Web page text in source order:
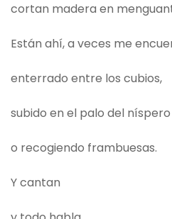
cortan madera en
Están ahí, a veces me
enterrado entre los cubios,
subido en el palo del níspero
o recogiendo frambuesas.
Y cantan